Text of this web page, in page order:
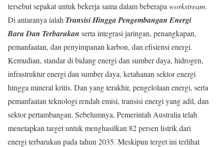
tersebut sepakat untuk bekerja sama dalam beberapa workstream.
Di antaranya ialah Transisi Hingga Pengembangan Energi
Baru Dan Terbarukan serta integrasi jaringan, penangkapan,
pemanfaatan, dan penyimpanan karbon, dan efisiensi energi.
Kemudian, standar di bidang energi dan sumber daya, hidrogen,
infrastruktur energi dan sumber daya, ketahanan sektor energi
hingga mineral kritis. Dan yang terakhir, pengelolaan energi, serta
pemanfaatan teknologi rendah emisi, transisi energi yang adil, dan
sektor pertambangan. Sebelumnya, Pemerintah Australia telah
menetapkan target untuk menghasilkan 82 persen listrik dari
energi terbarukan pada tahun 2035. Meskipun terget ini terlihat